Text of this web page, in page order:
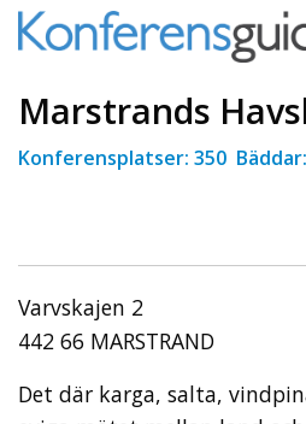
Marstrands
Konferensplatser: 350
Varvskajen 2
442 66 MARSTRAND
Det där karga, salta,